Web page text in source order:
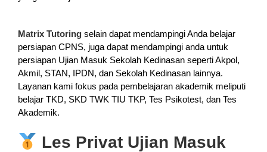
Matrix Tutoringselain dapat mendampingi Anda belajar
persiapan CPNS, juga dapat mendampingi anda untuk
persiapan Ujian Masuk Sekolah Kedinasan seperti Akpol,
Akmil, STAN, IPDN, dan Sekolah Kedinasan lainnya.
Layanan kami fokus pada pembelajaran akademik meliputi
belajar TKD, SKD TWK TIU TKP, Tes Psikotest, dan Tes
Akademik.
Les Privat Ujian Masuk